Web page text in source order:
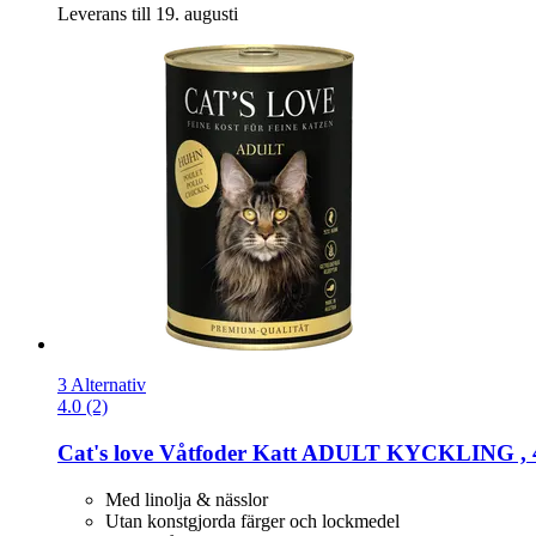
Leverans till 19. augusti
3 Alternativ
4.0 (2)
Cat's love Våtfoder Katt ADULT KYCKLING ,
Med linolja & nässlor
Utan konstgjorda färger och lockmedel